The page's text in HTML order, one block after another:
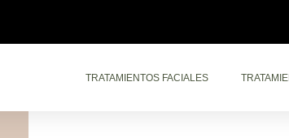
TRATAMIENTOS FACIALES